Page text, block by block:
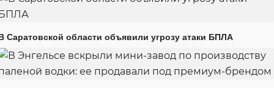
Саратовской области объявили угрозу атаки БПЛА